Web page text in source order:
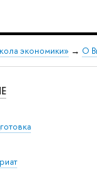
экономики» → О